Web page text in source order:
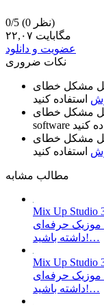
0/5
(0 نظر)
۲۲,۰۷ مگابایت
عضویت و دانلود
نکات ضروری
software
مطالب مشابه
Mix Up Studio
موزیک حرفه‌ای
داشته باشید!…
Mix Up Studio
موزیک حرفه‌ای
داشته باشید!…